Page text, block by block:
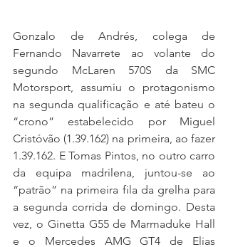
Gonzalo de Andrés, colega de
Fernando Navarrete ao volante do
segundo McLaren 570S da SMC
Motorsport, assumiu o protagonismo
na segunda qualificação e até bateu o
“crono” estabelecido por Miguel
Cristóvão (1.39.162) na primeira, ao fazer
1.39.162. E Tomas Pintos, no outro carro
da equipa madrilena, juntou-se ao
“patrão” na primeira fila da grelha para
a segunda corrida de domingo. Desta
vez, o Ginetta G55 de Marmaduke Hall
e o Mercedes AMG GT4 de Elias